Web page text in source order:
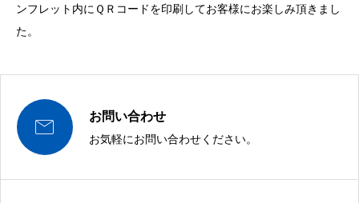
ンフレット内にＱＲコードを印刷してお客様にお楽しみ頂きまし
た。
 お問い合わせ
お気軽にお問い合わせください。